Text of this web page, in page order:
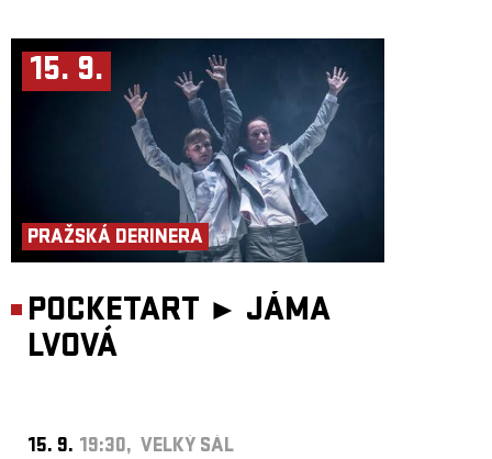
15. 9.
PRAŽSKÁ DERINERA
POCKETART ► JÁMA
LVOVÁ
15. 9. 19:30, VELKÝ SÁL